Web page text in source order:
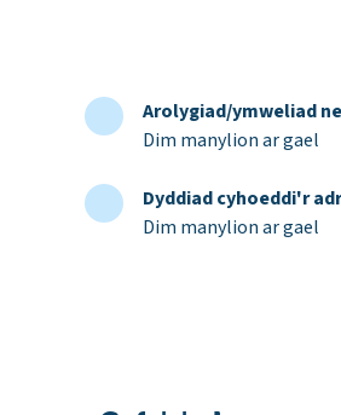
Arolygiad/ymweliad
Dim manylion ar gael
Dyddiad cyhoeddi'r
Dim manylion ar gael